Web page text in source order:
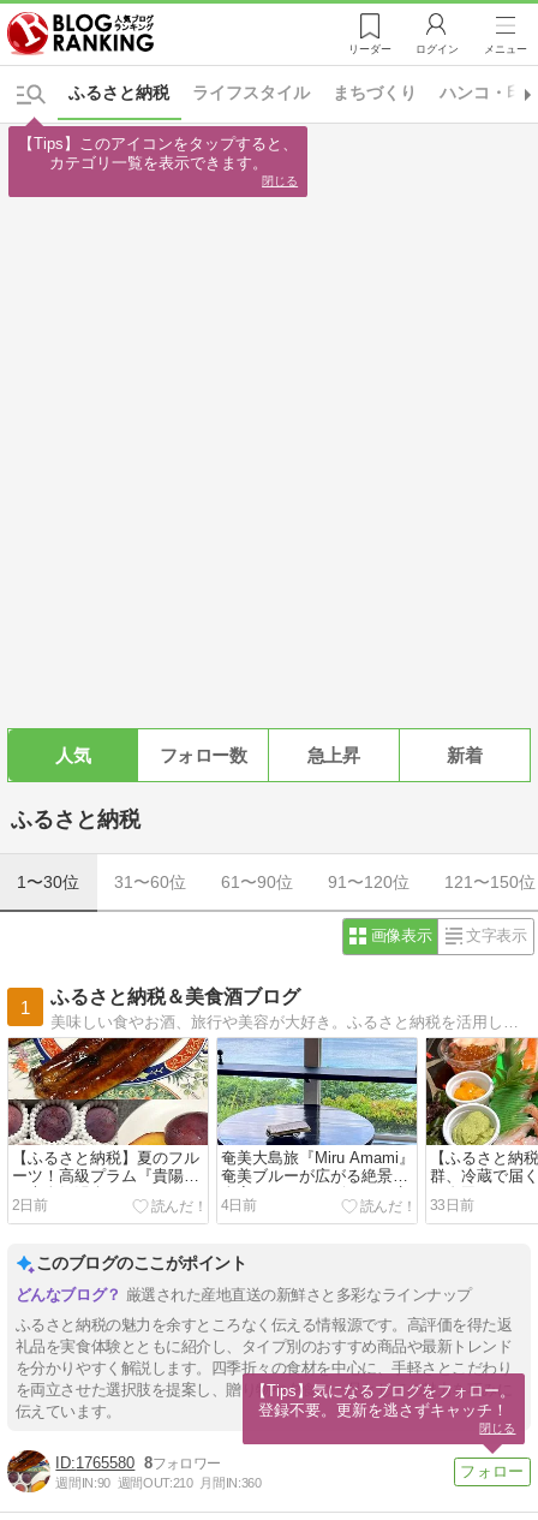
リーダー ログイン メニュー
ライフスタイル
ふるさと納税 まちづくり ハンコ・印
人気 フォロー数 急上昇 新着
ふるさと納税
1〜30位 31〜60位 61〜90位 91〜120位 121〜150位
画像表示 文字表示
1
ふるさと納税＆美食酒ブログ
【ふるさと納税】夏のフル
ーツ！高級プラム『貴陽』
と大人気鰻楽のうなぎ
2日前
奄美大島旅『Miru Amami』
奄美ブルーが広がる絶景！
全室オーシャンビューの癒
しリゾート！
4日前
【ふるさと納
群、冷蔵で届
き寿司セット
能！
33日前
このブログのここがポイント
厳選された産地直送の新鮮さと多彩なラインナップ
ふるさと納税の魅力を余すところなく伝える情報源です。高評価を得た返
礼品を実食体験とともに紹介し、タイプ別のおすすめ商品や最新トレンド
を分かりやすく解説します。四季折々の食材を中心に、手軽さとこだわり
を両立させた選択肢を提案し、贈り物や夕食の一品としての魅力を巧みに
伝えています。
1765580 8
週間IN:90 週間OUT:210 月間IN:360
【Tips】このアイコンをタップすると、
カテゴリ一覧を表示できます。
閉じる
【Tips】気になるブログをフォロー。
登録不要。更新を逃さずキャッチ！
閉じる